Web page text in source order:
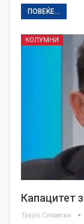
ПОВЕЌЕ...
КОЛУМНИ
Капацитет
Трајко Славески